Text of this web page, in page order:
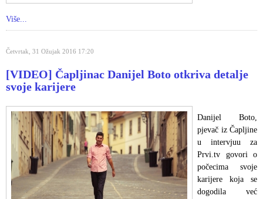
Više...
Četvrtak, 31 Ožujak 2016 17:20
[VIDEO] Čapljinac Danijel Boto otkriva detalje
svoje karijere
Danijel Boto,
pjevač iz Čapljine
u intervjuu za
Prvi.tv govori o
počecima svoje
karijere koja se
dogodila već